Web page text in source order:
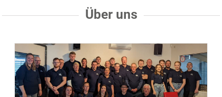
Über uns